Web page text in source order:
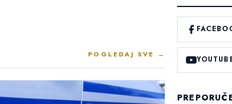
POGLEDAJ SVE →